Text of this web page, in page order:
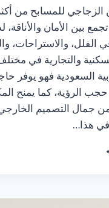
الزجاجي للمسابح من
بين الأمان
الفلل، والاستراحات،
والتجارية في
السعودية فهو يوفر
الرؤية، كما يمنح
جمال التصميم
في هذا…